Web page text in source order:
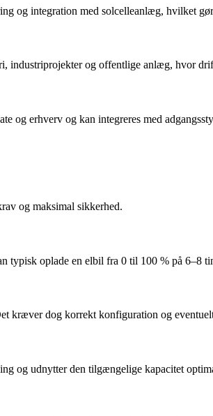
og integration med solcelleanlæg, hvilket
industriprojekter og offentlige anlæg, hvor
og erhverv og kan integreres med
og maksimal sikkerhed.
typisk oplade en elbil fra 0 til 100 % på 6–8
kræver dog korrekt konfiguration og
og udnytter den tilgængelige kapacitet